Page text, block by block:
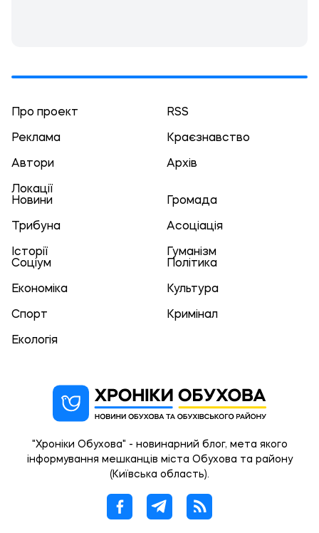
Про проект RSS
Реклама Краєзнавство
Автори Архів
Локації
Новини
Громада
Трибуна Асоціація
Історії
Гуманізм
Соціум
Політика
Економіка Культура
Спорт Кримінал
Екологія
"Хроніки Обухова" - новинарний блог, мета якого
інформування мешканців міста Обухова та району
(Київська область).